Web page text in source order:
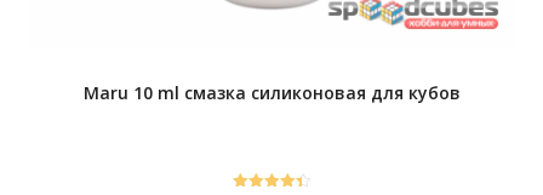
Maru 10 ml смазка силиконовая для кубов